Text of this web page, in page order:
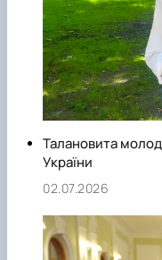
Талановита
України
02.07.2026